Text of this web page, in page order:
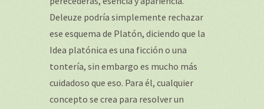
Deleuze podría simplemente rechazar
ese esquema de Platón, diciendo que la
Idea platónica es una ficción o una
tontería, sin embargo es mucho más
cuidadoso que eso. Para él, cualquier
concepto se crea para resolver un